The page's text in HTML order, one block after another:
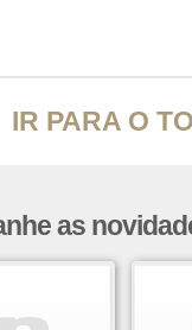
IR PARA O
as